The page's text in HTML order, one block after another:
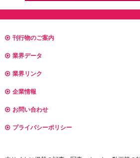
刊行物のご案内
業界データ
業界リンク
企業情報
お問い合わせ
プライバシーポリシー